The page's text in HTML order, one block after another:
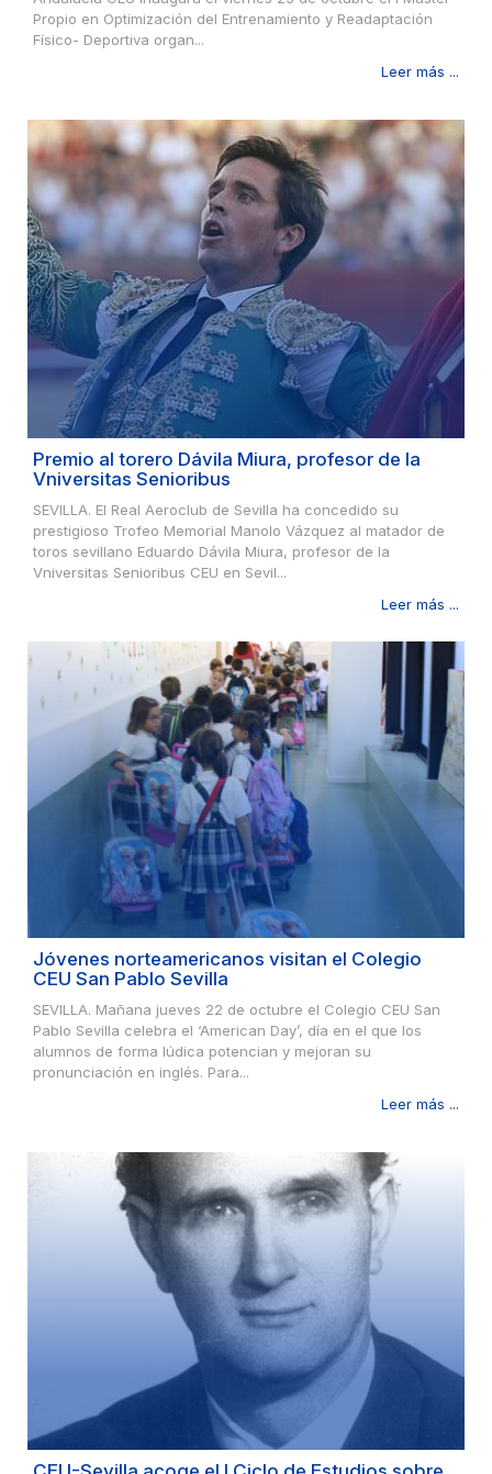
Propio en Optimización del Entrenamiento y Readaptación
Físico- Deportiva organ...
Leer más ...
Premio al torero Dávila Miura, profesor de la
Vniversitas Senioribus
SEVILLA. El Real Aeroclub de Sevilla ha concedido su
prestigioso Trofeo Memorial Manolo Vázquez al matador de
toros sevillano Eduardo Dávila Miura, profesor de la
Vniversitas Senioribus CEU en Sevil...
Leer más ...
Jóvenes norteamericanos visitan el Colegio
CEU San Pablo Sevilla
SEVILLA. Mañana jueves 22 de octubre el Colegio CEU San
Pablo Sevilla celebra el ‘American Day’, día en el que los
alumnos de forma lúdica potencian y mejoran su
pronunciación en inglés. Para...
Leer más ...